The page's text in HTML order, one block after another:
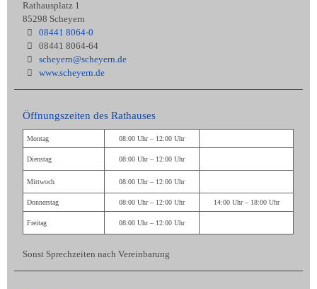
Rathausplatz 1
85298 Scheyern
08441 8064-0
08441 8064-64
scheyern@scheyern.de
www.scheyern.de
Öffnungszeiten des Rathauses
Montag 08:00 Uhr – 12:00 Uhr
Dienstag 08:00 Uhr – 12:00 Uhr
Mittwoch 08:00 Uhr – 12:00 Uhr
Donnerstag 08:00 Uhr – 12:00 Uhr 14:00 Uhr – 18:00 Uhr
Freitag 08:00 Uhr – 12:00 Uhr
Sonst Sprechzeiten nach Vereinbarung